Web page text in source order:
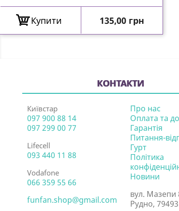
Купити Ціна
135,00 грн
КОНТАКТИ
Київстар
097 900 88 14
097 299 00 77
Lifecell
093 440 11 88
Vodafone
066 359 55 66
funfan.shop@gmail.com
Про нас
Оплата та
Гарантія
Питання-
Гурт
Політика
Новини
вул. Мазепи
Рудно, 79493